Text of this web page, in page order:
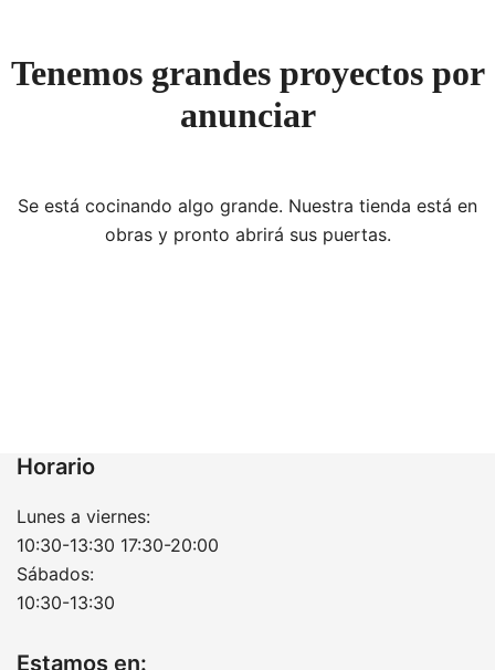
Tenemos grandes proyectos por
anunciar
Se está cocinando algo grande. Nuestra tienda está en
obras y pronto abrirá sus puertas.
Horario
Lunes a viernes:
10:30-13:30 17:30-20:00
Sábados:
10:30-13:30
Estamos en: